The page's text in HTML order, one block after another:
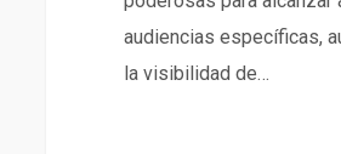
audiencias específicas,
la visibilidad de…